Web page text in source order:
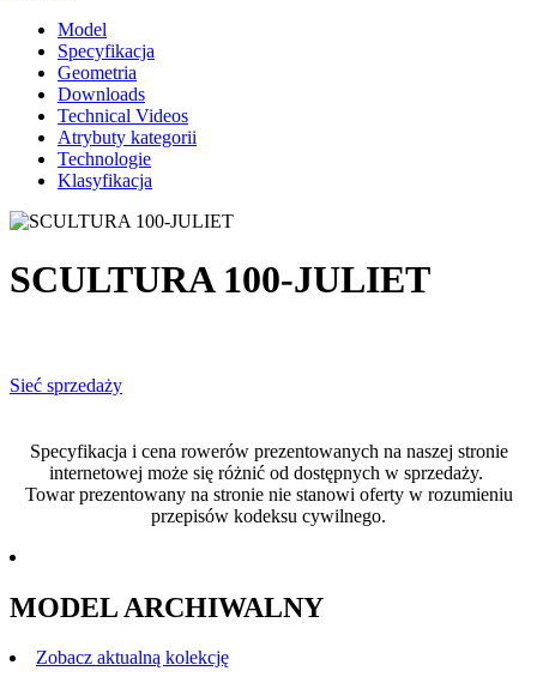
Model
Specyfikacja
Geometria
Downloads
Technical Videos
Atrybuty kategorii
Technologie
Klasyfikacja
SCULTURA 100-JULIET
Sieć sprzedaży
Specyfikacja i cena rowerów prezentowanych na naszej stronie
internetowej może się różnić od dostępnych w sprzedaży.
Towar prezentowany na stronie nie stanowi oferty w rozumieniu
przepisów kodeksu cywilnego.
MODEL ARCHIWALNY
Zobacz aktualną kolekcję